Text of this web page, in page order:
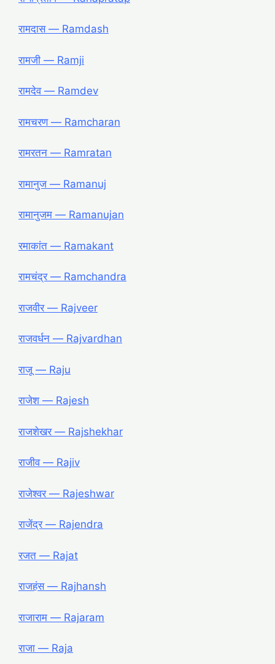
रामदास ― Ramdash
रामजी ― Ramji
रामदेव ― Ramdev
रामचरण ― Ramcharan
रामरतन ― Ramratan
रामानुज ― Ramanuj
रामानुजम ― Ramanujan
रमाकांत ― Ramakant
रामचंद्र ― Ramchandra
राजवीर ― Rajveer
राजवर्धन ― Rajvardhan
राजू ― Raju
राजेश ― Rajesh
राजशेखर ― Rajshekhar
राजीव ― Rajiv
राजेश्वर ― Rajeshwar
राजेंद्र ― Rajendra
रजत ― Rajat
राजहंस ― Rajhansh
राजाराम ― Rajaram
राजा ― Raja